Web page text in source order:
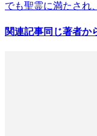
でも聖霊に満たされ
関連記事同じ著者か